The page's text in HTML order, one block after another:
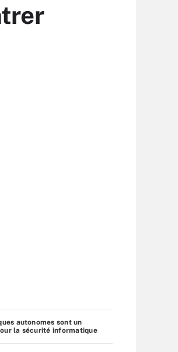
autonomes sont un
la sécurité informatique